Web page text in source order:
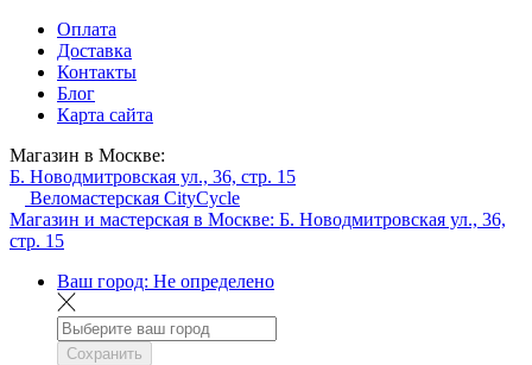
Оплата
Доставка
Контакты
Блог
Карта сайта
Магазин в Москве:
Б. Новодмитровская ул., 36, стр. 15
Веломастерская CityCycle
Магазин и мастерская в Москве: Б. Новодмитровская ул., 36,
стр. 15
Ваш город: Не определено
Сохранить